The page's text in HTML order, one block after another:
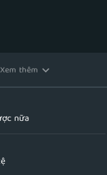
Xem thêm
nữa